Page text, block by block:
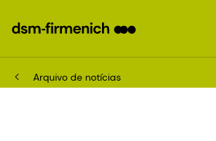
Arquivo de notícias